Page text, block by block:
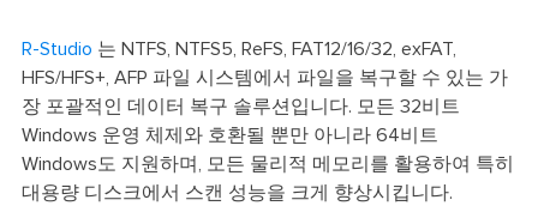
R-Studio 는 NTFS, NTFS5, ReFS, FAT12/16/32, exFAT,
HFS/HFS+, AFP 파일 시스템에서 파일을 복구할 수 있는 가
장 포괄적인 데이터 복구 솔루션입니다. 모든 32비트
Windows 운영 체제와 호환될 뿐만 아니라 64비트
Windows도 지원하며, 모든 물리적 메모리를 활용하여 특히
대용량 디스크에서 스캔 성능을 크게 향상시킵니다.